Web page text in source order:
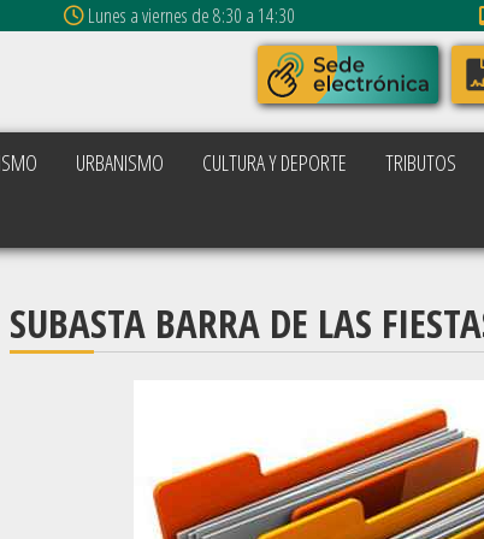
Lunes a viernes de 8:30 a 14:30
URBANISMO CULTURA Y DEPORTE TRIBUTOS
SUBASTA BARRA DE LAS